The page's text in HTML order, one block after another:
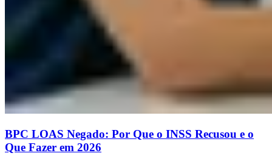
BPC LOAS Negado: Por Que o INSS Recusou e o
Que Fazer em 2026